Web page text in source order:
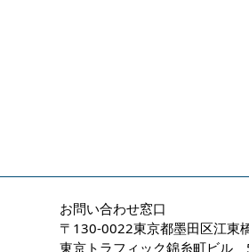
お問い合わせ窓口
〒130-0022東京都墨田区江東
東京トラフィック錦糸町ビル